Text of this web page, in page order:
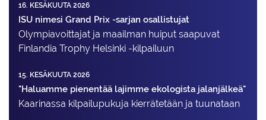
16. KESÄKUUTA 2026
ISU nimesi Grand Prix -sarjan osallistujat
Olympiavoittajat ja maailman huiput saapuvat
Finlandia Trophy Helsinki -kilpailuun
15. KESÄKUUTA 2026
"Haluamme pienentää lajimme ekologista jalanjälkeä"
Kaarinassa kilpailupukuja kierrätetään ja tuunataan